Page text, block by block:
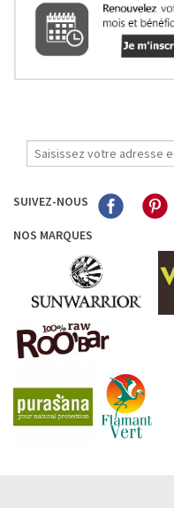
SUIVEZ-NOUS
NOS MARQUES